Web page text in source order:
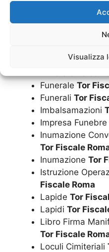
Visualizza
Tor Fiscale
Funerale A Rate
Funerale
Funerale
Funerale Tor
Funerali Tor
Imbalsamazioni
Impresa Funebre
Inumazione
Tor Fiscale
Inumazione Tor
Istruzione
Fiscale Roma
Lapide Tor
Lapidi Tor
Libro Firma
Tor Fiscale
Loculi Cimiteriali